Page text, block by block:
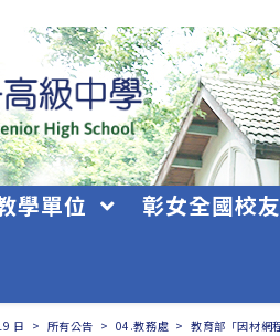
學單位 彰女全國校
日 > 所有公告 > 04.教務處 > 教育部「因材網